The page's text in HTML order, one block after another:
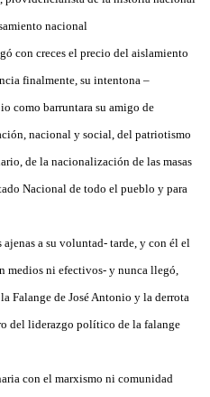
nacional
con creces el precio del aislamiento
finalmente, su intentona –
como barruntara su amigo de
nacional y social, del patriotismo
de la nacionalización de las masas
Nacional de todo el pueblo y para
a su voluntad- tarde, y con él el
ni efectivos- y nunca llegó,
Falange de José Antonio y la derrota
del liderazgo político de la falange
con el marxismo ni comunidad